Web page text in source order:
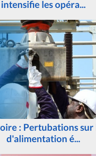
intensifie les opéra...
: Pertubations sur
d'alimentation é...